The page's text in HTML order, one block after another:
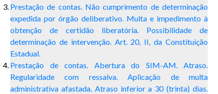
Prestação de contas. Não cumprimento de determinação
expedida por órgão deliberativo. Multa e impedimento à
obtenção de certidão liberatória. Possibilidade de
determinação de intervenção. Art. 20, II, da Constituição
Estadual.
Prestação de contas. Abertura do SIM-AM. Atraso.
Regularidade com ressalva. Aplicação de multa
administrativa afastada. Atraso inferior a 30 (trinta) dias.